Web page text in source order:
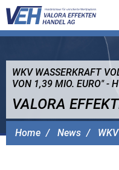
Home News
WKV WASSERKRAFT
VON 1,39 MIO. EURO" -
VALORA